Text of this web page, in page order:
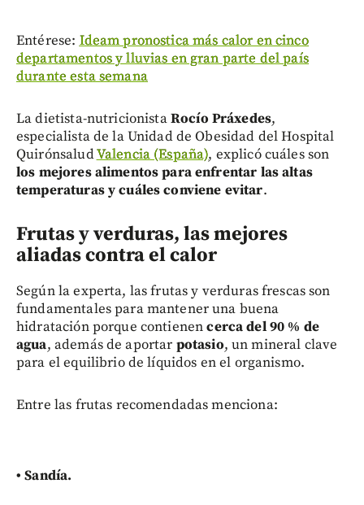
Entérese: Ideam pronostica más calor en cinco
departamentos y lluvias en gran parte del país
durante esta semana
La dietista-nutricionistaRocío Práxedes,
especialista de la Unidad de Obesidad del Hospital
QuirónsaludValencia (España), explicó cuáles son
los mejores alimentos para enfrentar las altas
temperaturas y cuáles conviene evitar.
Frutas y verduras, las mejores
aliadas contra el calor
Según la experta, las frutas y verduras frescas son
fundamentales para mantener una buena
hidratación porque contienencerca del 90 % de
agua, además de aportar potasio, un mineral clave
para el equilibrio de líquidos en el organismo.
Entre las frutas recomendadas menciona:
• Sandía.